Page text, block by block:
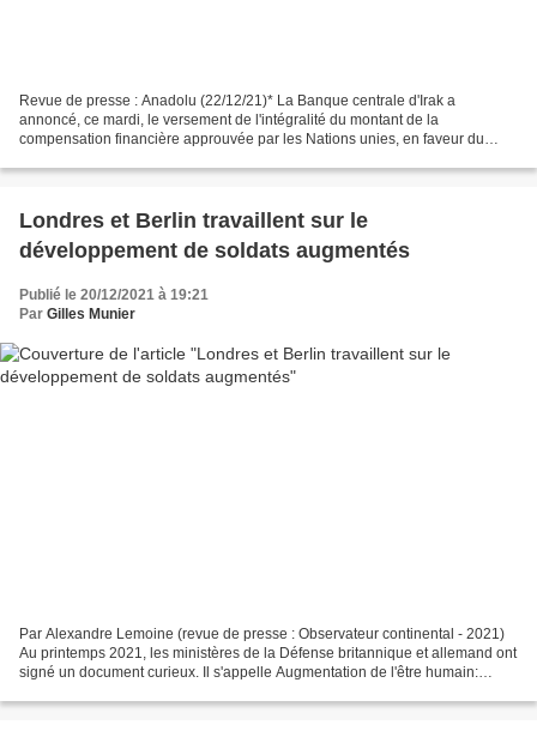
Revue de presse : Anadolu (22/12/21)* La Banque centrale d'Irak a
annoncé, ce mardi, le versement de l'intégralité du montant de la
compensation financière approuvée par les Nations unies, en faveur du
Londres et Berlin travaillent sur le
développement de soldats augmentés
Publié le 20/12/2021 à 19:21
Par Gilles Munier
Par Alexandre Lemoine (revue de presse : Observateur continental - 2021)
Au printemps 2021, les ministères de la Défense britannique et allemand ont
signé un document curieux. Il s'appelle Augmentation de l'être humain: